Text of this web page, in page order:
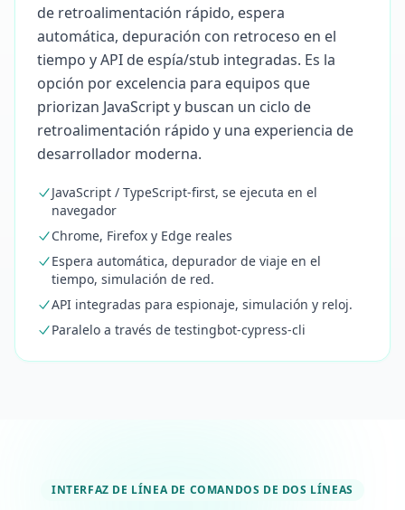
de retroalimentación rápido, espera
automática, depuración con retroceso en el
tiempo y API de espía/stub integradas. Es la
opción por excelencia para equipos que
priorizan JavaScript y buscan un ciclo de
retroalimentación rápido y una experiencia de
desarrollador moderna.
JavaScript / TypeScript-first, se ejecuta en el
navegador
Chrome, Firefox y Edge reales
Espera automática, depurador de viaje en el
tiempo, simulación de red.
API integradas para espionaje, simulación y reloj.
Paralelo a través de testingbot-cypress-cli
INTERFAZ DE LÍNEA DE COMANDOS DE DOS LÍNEAS